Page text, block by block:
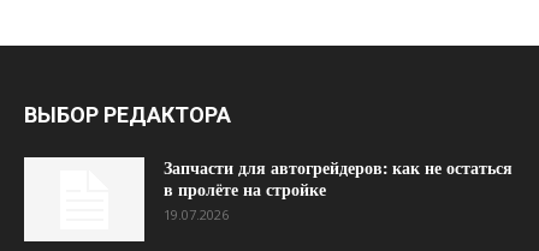
ВЫБОР РЕДАКТОРА
Запчасти для автогрейдеров: как не остаться
в пролёте на стройке
19.07.2026